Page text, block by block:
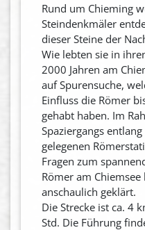
Rund um Chieming
Steindenkmäler
dieser Steine der
Wie lebten sie in
2000 Jahren am
auf Spurensuche,
Einfluss die Römer
gehabt haben. Im
Spaziergangs
gelegenen
Fragen zum
Römer am
anschaulich geklärt.
Die Strecke ist ca. 4
Std. Die Führung